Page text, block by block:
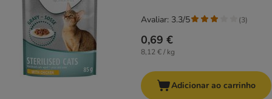
0,69 €
8,12 € / kg
Avaliar: 3.3/5 (3)
Adicionar ao carrinho